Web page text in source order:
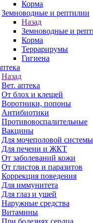
Корма
Земноводные и рептилии
Назад
Земноводные и
Корма
Террарирумы
Гигиена
Назад
Вет. аптека
От блох и клещей
Воротники, попоны
Антибиотики
Противовоспалительные
Вакцины
Для мочеполовой системы
Для печени и ЖКТ
От заболеваний кожи
От глистов и паразитов
Коррекция поведения
Для иммунитета
Для глаз и ушей
Наружные средства
Витамины
При болезнях сердца